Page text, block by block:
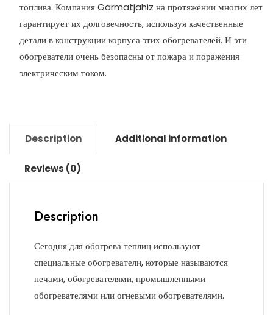
топлива. Компания Garmatjahiz на протяжении многих лет
гарантирует их долговечность, используя качественные
детали в конструкции корпуса этих обогревателей. И эти
обогреватели очень безопасны от пожара и поражения
электрическим током.
Description Additional information
Reviews (0)
Description
Сегодня для обогрева теплиц используют
специальные обогреватели, которые называются
печами, обогревателями, промышленными
обогревателями или огневыми обогревателями.